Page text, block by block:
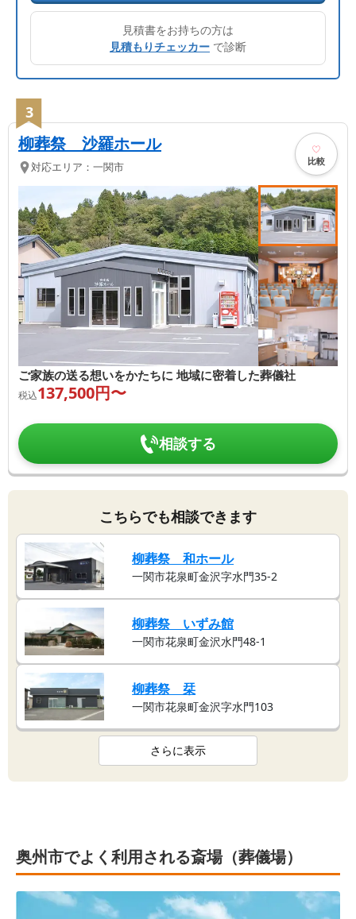
見積書をお持ちの方は
見積もりチェッカー で診断
3
柳葬祭 沙羅ホール
対応エリア： 一関市 比較
ご家族の送る想いをかたちに 地域に密着した葬儀社
税込137,500円〜
相談する
こちらでも相談できます
柳葬祭 和ホール
一関市花泉町金沢字水門35-2
柳葬祭 いずみ館
一関市花泉町金沢水門48-1
柳葬祭 栞
一関市花泉町金沢字水門103
さらに表示
奥州市でよく利用される斎場（葬儀場）